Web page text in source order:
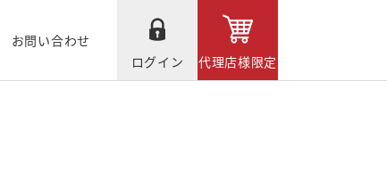
お問い合わせ
ログイン
代理店様限定